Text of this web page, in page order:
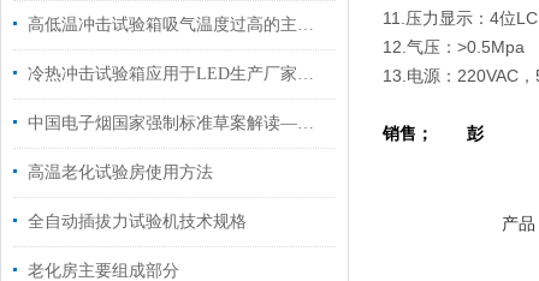
高低温冲击试验箱吸气温度过高的主要原因
冷热冲击试验箱应用于LED生产厂家质量检测
中国电子烟国家强制标准草案解读——电子烟烟具技术要求与试验
高温老化试验房使用方法
全自动插拔力试验机技术规格
老化房主要组成部分
11.压力显示：4位
12.气压：>0.5Mpa
13.电源：220VAC
销售； 彭
产品